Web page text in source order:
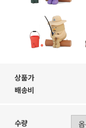
상품가
배송비
수량